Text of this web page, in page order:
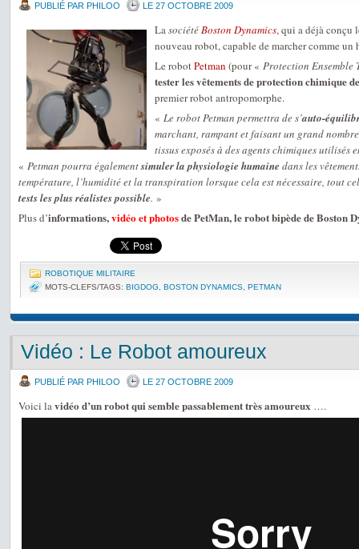
PUBLIÉ PAR PHILOO LE 27 OCTOBRE 2009
LasociétéBoston Dynamics, qui a déjà conçu
nouveau robot, capable de marcher comme
Le robotPetman (pour « Protection Ensemble
tester les vêtements de protection chimique
premier robot antropomorphe.
« Le robot Petman permettra de s’auto-
marchant, rampant et faisant un grand
tissus exposés à des agents chimiques utilisés
« Petman pourra égalementsimuler la physiologie humaine dans les
température, l’humidité et la transpiration lorsque cela est nécessaire, tout
tests les plus réalistes possible. »
Plus d’informations,vidéo et photosde PetMan, le robot bipède de Boston
ROBOTIQUE MILITAIRE
MOTS-CLEFS/TAGS: BIGDOG BOSTON DYNAMICS PETMAN
Vidéo : Le Robot amoureux
PUBLIÉ PAR PHILOO LE 27 OCTOBRE 2009
Voici lavidéo d’un robot qui semble passablement très amoureux ….